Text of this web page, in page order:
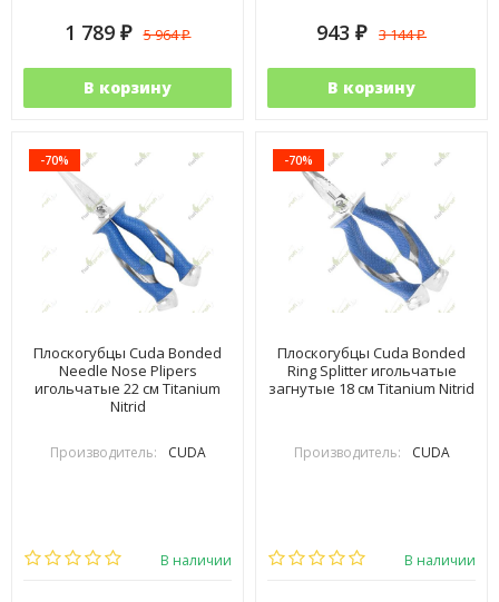
1 789 ₽ 5 964₽
В корзину
943 ₽ 3 144₽
В корзину
-70%
Плоскогубцы Cuda Bonded
Needle Nose Plipers
игольчатые 22 см Titanium
Nitrid
Производитель: CUDA
В наличии
-70%
Плоскогубцы Cuda Bonded
Ring Splitter игольчатые
загнутые 18 см Titanium Nitrid
Производитель: CUDA
В наличии